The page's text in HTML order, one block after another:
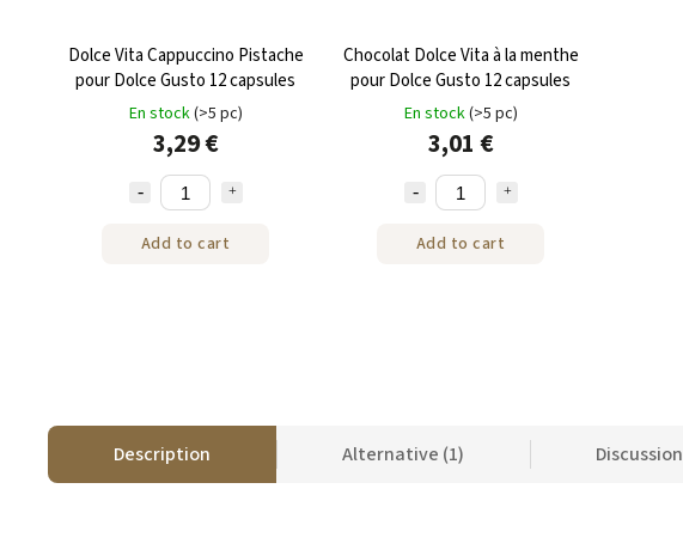
Dolce Vita Cappuccino Pistache
pour Dolce Gusto 12 capsules
En stock(>5 pc)
3,29 €
Add to cart
Chocolat Dolce Vita à la menthe
pour Dolce Gusto 12 capsules
En stock(>5 pc)
3,01 €
Add to cart
Description Alternative (1) Discussion